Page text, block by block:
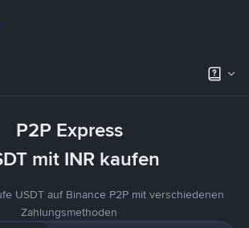
P2P Express
mit INR kaufen
USDT auf Binance P2P mit verschiedenen
Zahlungsmethoden